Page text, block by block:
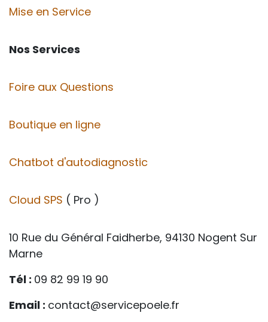
Mise en Service
Nos Services
Foire aux Questions
Boutique en ligne
Chatbot d'autodiagnostic
Cloud SPS ( Pro )
10 Rue du Général Faidherbe, 94130 Nogent Sur
Marne
Tél : 09 82 99 19 90
Email : contact@servicepoele.fr